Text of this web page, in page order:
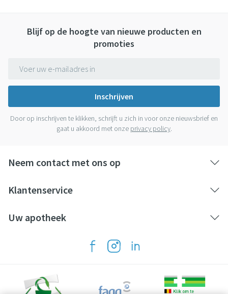
Blijf op de hoogte van nieuwe producten en
promoties
Inschrijven
Door op inschrijven te klikken, schrijft u zich in voor onze nieuwsbrief en
gaat u akkoord met onze privacy policy.
Neem contact met ons op
Klantenservice
Uw apotheek